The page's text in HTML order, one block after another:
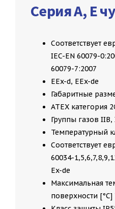
Серия A, E
Соответствует
IEC-EN 60079-
60079-7:2007
EEx-d, EEx-de
Габаритные
ATEX категория
Группы газов IIB,
Температурный
Соответствует
60034-
Ex-de
Максимальная
поверхности [°C]